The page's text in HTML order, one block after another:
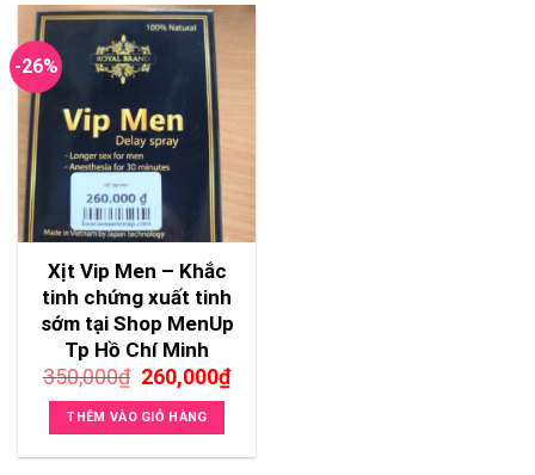
-26%
Xịt Vip Men – Khắc
tinh chứng xuất tinh
sớm tại Shop MenUp
Tp Hồ Chí Minh
350,000₫ Giá
gốc
là:
350,000₫.
260,000₫Giá
260,000₫.
THÊM VÀO GIỎ HÀNG